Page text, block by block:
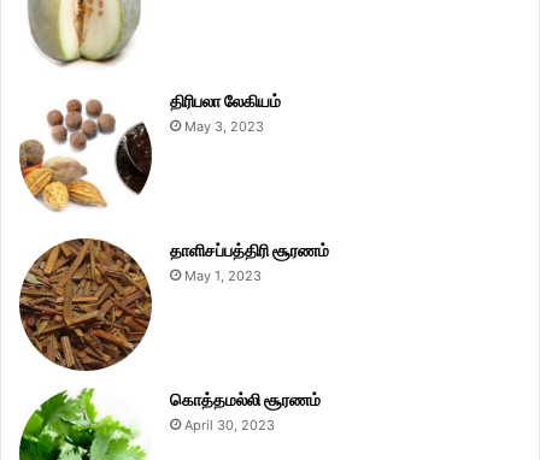
திரிபலா லேகியம்
May 3, 2023
தாளிசப்பத்திரி சூரணம்
May 1, 2023
கொத்தமல்லி சூரணம்
April 30, 2023